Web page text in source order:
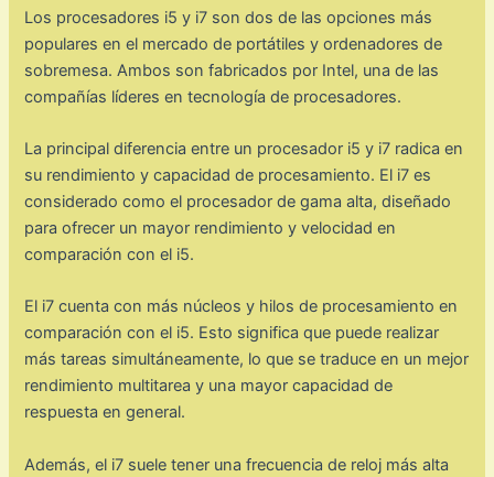
Los procesadores i5 y i7 son dos de las opciones más
populares en el mercado de portátiles y ordenadores de
sobremesa. Ambos son fabricados por Intel, una de las
compañías líderes en tecnología de procesadores.
La principal diferencia entre un procesador i5 y i7 radica en
su rendimiento y capacidad de procesamiento. El i7 es
considerado como el procesador de gama alta, diseñado
para ofrecer un mayor rendimiento y velocidad en
comparación con el i5.
El i7 cuenta con más núcleos y hilos de procesamiento en
comparación con el i5. Esto significa que puede realizar
más tareas simultáneamente, lo que se traduce en un mejor
rendimiento multitarea y una mayor capacidad de
respuesta en general.
Además, el i7 suele tener una frecuencia de reloj más alta